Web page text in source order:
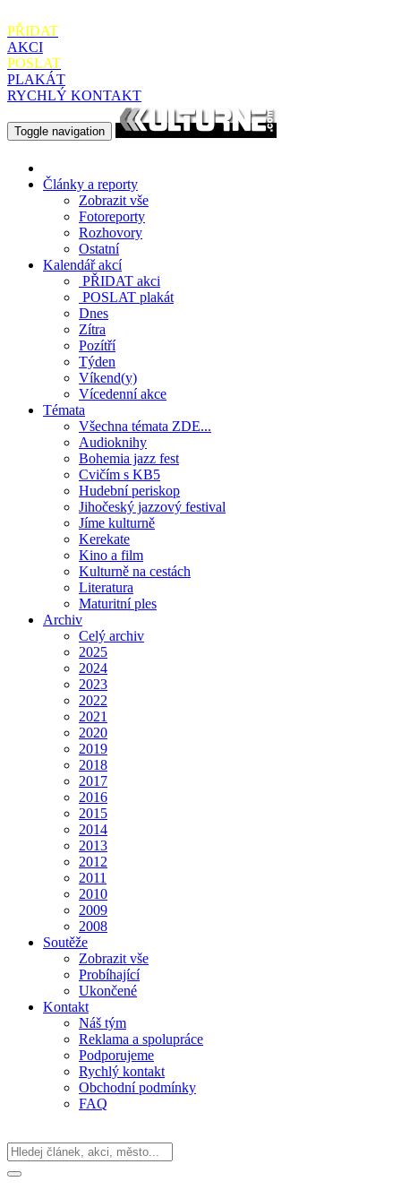
PŘIDAT
AKCI
POSLAT
PLAKÁT
RYCHLÝ KONTAKT
Toggle navigation
Články a reporty
Zobrazit vše
Fotoreporty
Rozhovory
Ostatní
Kalendář akcí
PŘIDAT akci
POSLAT plakát
Dnes
Zítra
Pozítří
Týden
Víkend(y)
Vícedenní akce
Témata
Všechna témata ZDE...
Audioknihy
Bohemia jazz fest
Cvičím s KB5
Hudební periskop
Jihočeský jazzový festival
Jíme kulturně
Kerekate
Kino a film
Kulturně na cestách
Literatura
Maturitní ples
Archiv
Celý archiv
2025
2024
2023
2022
2021
2020
2019
2018
2017
2016
2015
2014
2013
2012
2011
2010
2009
2008
Soutěže
Zobrazit vše
Probíhající
Ukončené
Kontakt
Náš tým
Reklama a spolupráce
Podporujeme
Rychlý kontakt
Obchodní podmínky
FAQ